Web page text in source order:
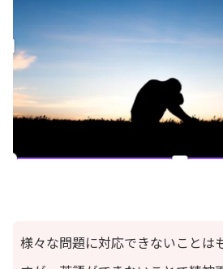
様々な問題に対応できないことは